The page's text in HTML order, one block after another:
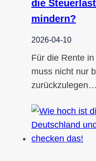
die
mindern?
2026-04-10
Für die Rente
muss nicht nur